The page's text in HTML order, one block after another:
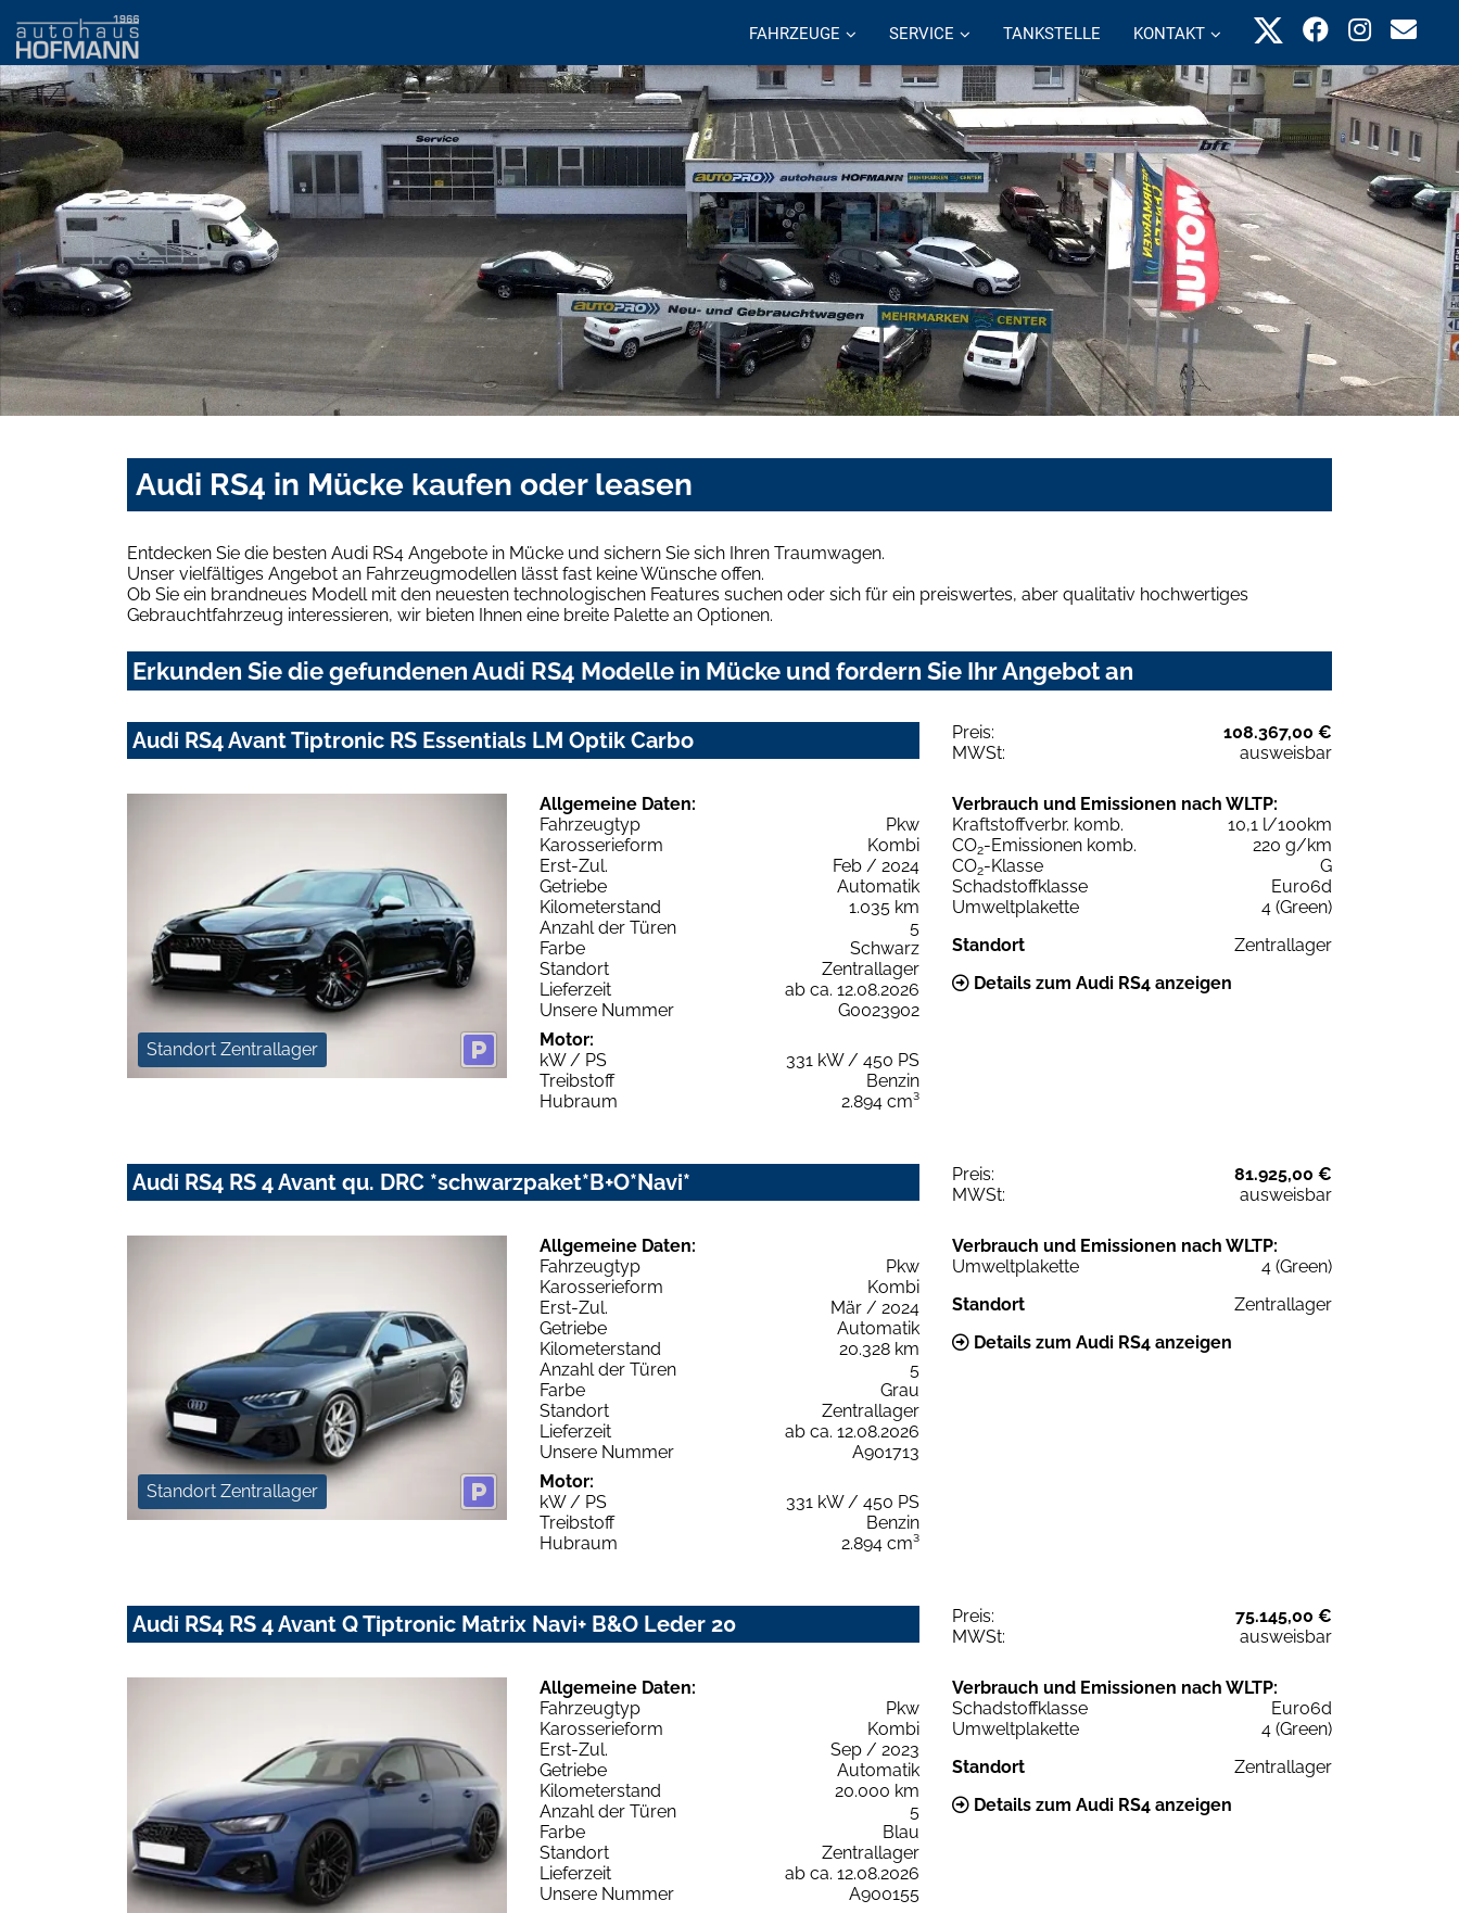
FAHRZEUGE SERVICE TANKSTELLE KONTAKT
Audi RS4 in Mücke kaufen oder leasen
Entdecken Sie die besten Audi RS4 Angebote in Mücke und sichern Sie sich Ihren Traumwagen.
Unser vielfältiges Angebot an Fahrzeugmodellen lässt fast keine Wünsche offen.
Ob Sie ein brandneues Modell mit den neuesten technologischen Features suchen oder sich für ein preiswertes, aber qualitativ hochwertiges
Gebrauchtfahrzeug interessieren, wir bieten Ihnen eine breite Palette an Optionen.
Erkunden Sie die gefundenen Audi RS4 Modelle in Mücke und fordern Sie Ihr Angebot an
Audi RS4 Avant Tiptronic RS Essentials LM Optik Carbo Preis:
108.367,00 €
MWSt:
ausweisbar
Standort Zentrallager
Allgemeine Daten:
Fahrzeugtyp
Pkw
Karosserieform
Kombi
Erst-Zul.
Feb / 2024
Getriebe
Automatik
Kilometerstand
1.035 km
Anzahl der Türen
5
Farbe
Schwarz
Standort
Zentrallager
Lieferzeit
ab ca. 12.08.2026
Unsere Nummer
G0023902
Motor:
kW / PS
331 kW / 450 PS
Treibstoff
Benzin
Hubraum
2.894 cm³
Verbrauch und Emissionen nach WLTP:
Kraftstoffverbr. komb.
10,1 l/100km
CO2-Emissionen komb.
220 g/km
CO2-Klasse
G
Schadstoffklasse
Euro6d
Umweltplakette
4 (Green)
Standort
Zentrallager
Details zum Audi RS4 anzeigen
Audi RS4 RS 4 Avant qu. DRC *schwarzpaket*B+O*Navi* Preis:
81.925,00 €
MWSt:
ausweisbar
Standort Zentrallager
Allgemeine Daten:
Fahrzeugtyp
Pkw
Karosserieform
Kombi
Erst-Zul.
Mär / 2024
Getriebe
Automatik
Kilometerstand
20.328 km
Anzahl der Türen
5
Farbe
Grau
Standort
Zentrallager
Lieferzeit
ab ca. 12.08.2026
Unsere Nummer
A901713
Motor:
kW / PS
331 kW / 450 PS
Treibstoff
Benzin
Hubraum
2.894 cm³
Verbrauch und Emissionen nach WLTP:
Umweltplakette
4 (Green)
Standort
Zentrallager
Details zum Audi RS4 anzeigen
Audi RS4 RS 4 Avant Q Tiptronic Matrix Navi+ B&O Leder 20 Preis:
75.145,00 €
MWSt:
ausweisbar
Allgemeine Daten:
Fahrzeugtyp
Pkw
Karosserieform
Kombi
Erst-Zul.
Sep / 2023
Getriebe
Automatik
Kilometerstand
20.000 km
Anzahl der Türen
5
Farbe
Blau
Standort
Zentrallager
Lieferzeit
ab ca. 12.08.2026
Unsere Nummer
A900155
Verbrauch und Emissionen nach WLTP:
Schadstoffklasse
Euro6d
Umweltplakette
4 (Green)
Standort
Zentrallager
Details zum Audi RS4 anzeigen